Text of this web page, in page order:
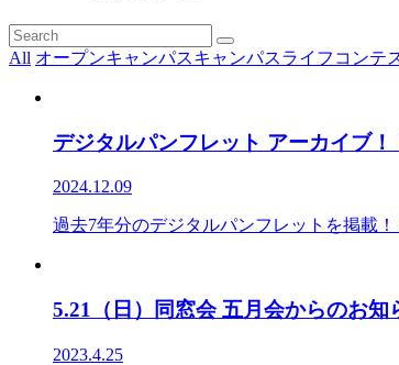
All オープンキャンパスキャンパスライフ コンテ
デジタルパンフレット アーカイブ！
2024.12.09
過去7年分のデジタルパンフレットを掲載
5.21（日）同窓会 五月会からのお知
2023.4.25